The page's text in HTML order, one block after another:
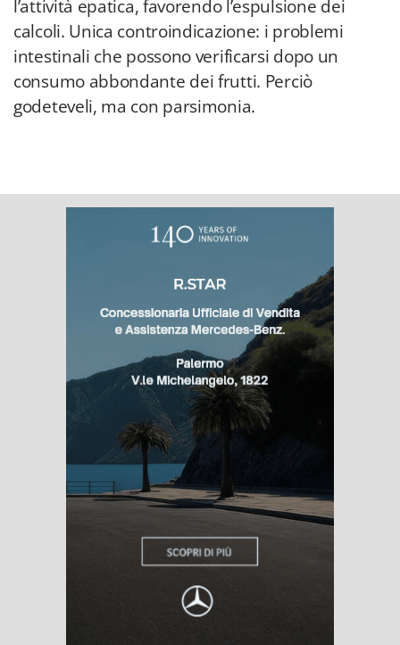
l’attività epatica, favorendo l’espulsione dei
calcoli. Unica controindicazione: i problemi
intestinali che possono verificarsi dopo un
consumo abbondante dei frutti. Perciò
godeteveli, ma con parsimonia.